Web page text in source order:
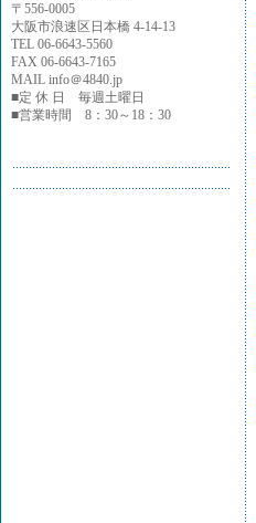
〒556-0005
大阪市浪速区日本橋 4-14-13
TEL 06-6643-5560
FAX 06-6643-7165
MAIL info＠4840.jp
■定 休 日 毎週土曜日
■営業時間 8：30～18：30